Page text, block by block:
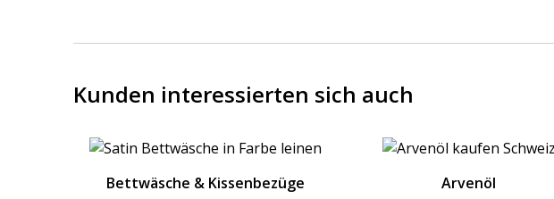
Kunden interessierten sich auch
Bettwäsche & Kissenbezüge
Arvenöl